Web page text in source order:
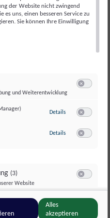
Diese sind
oder Pflanzen-
damit wir weiterhin
Produkte
nehmen können.
Pestizid-Rückstände
Regalen der
der Website nicht zwingend
uns, einen besseren Service zu
Sie können Ihre Einwilligung
und Weiterentwicklung
Details zu Google
Details zu Hotjar (via
(3)
Website
Details zu Meta Pixel
Switch zum
Alles
akzeptieren